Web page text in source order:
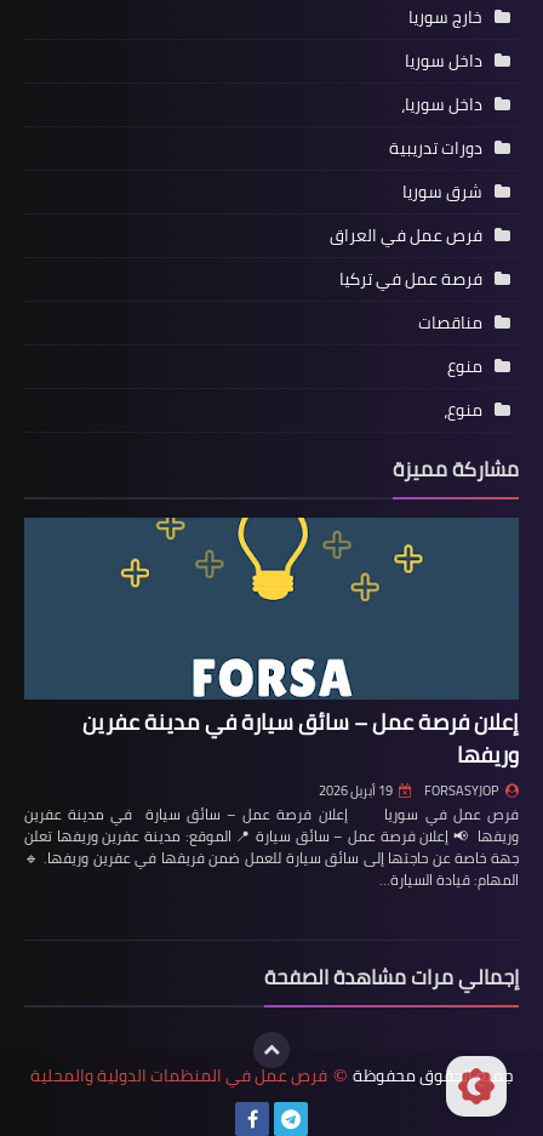
خارج سوريا
داخل سوريا
داخل سوريا،
دورات تدريبية
شرق سوريا
فرص عمل في العراق
فرصة عمل في تركيا
مناقصات
منوع
منوع،
مشاركة مميزة
إعلان فرصة عمل – سائق سيارة في مدينة عفرين
وريفها
FORSASYJOP 19 أبريل 2026
فرص عمل في سوريا إعلان فرصة عمل – سائق سيارة في مدينة عفرين
وريفها 📢 إعلان فرصة عمل – سائق سيارة 📍 الموقع: مدينة عفرين وريفها تعلن
جهة خاصة عن حاجتها إلى سائق سيارة للعمل ضمن فريقها في عفرين وريفها. 🔹
المهام: قيادة السيارة…
إجمالي مرات مشاهدة الصفحة
جميع الحقوق محفوظة © فرص عمل في المنظمات الدولية والمحلية